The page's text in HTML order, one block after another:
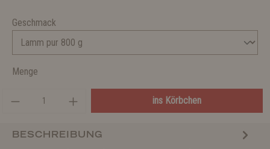
Geschmack
Menge
ins Körbchen
BESCHREIBUNG